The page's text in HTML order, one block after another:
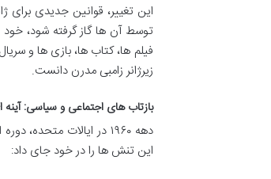
این تغییر، قوانین جدیدی برای
توسط آن ها گاز گرفته شود،
زیرژانر زامبی مدرن دانست.
بازتاب های اجتماعی و سیاسی:
این تنش ها را در خود جای داد: